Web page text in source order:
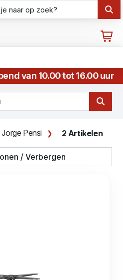
van 10.00 tot 16.00 uur
Jorge Pensi 2 Artikelen
/ Verbergen